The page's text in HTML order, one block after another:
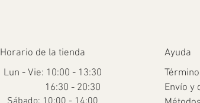
Horario de la tienda
Lun - Vie: 10:00 - 13:30
16:30 - 20:30
Ayuda
Envío y